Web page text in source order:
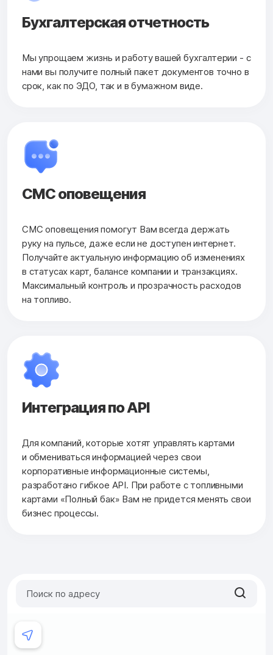
Бухгалтерскаяотчетность
Мы упрощаем жизнь и работу вашей бухгалтерии - с
нами вы получите полный пакет документов точно в
срок, как по ЭДО, так и в бумажном виде.
СМС оповещения
СМС оповещения помогут Вам всегда держать
руку на пульсе, даже если не доступен интернет.
Получайте актуальную информацию об изменениях
в статусах карт, балансе компании и транзакциях.
Максимальный контроль и прозрачность расходов
на топливо.
Интеграция по API
Для компаний, которые хотят управлять картами
и обмениваться информацией через свои
корпоративные информационные системы,
разработано гибкое API. При работе с топливными
картами «Полный бак» Вам не придется менять свои
бизнес процессы.